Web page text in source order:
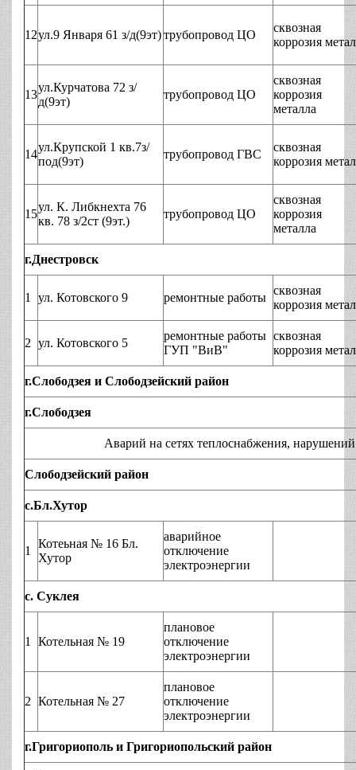
12ул.9 Января 61 з/д(9эт)трубопровод ЦО
сквозная
коррозия
13
ул.Курчатова 72 з/
д(9эт)
трубопровод ЦО
сквозная
коррозия
металла
14
ул.Крупской 1 кв.7з/
под(9эт)
трубопровод ГВС
сквозная
коррозия
15
ул. К. Либкнехта 76
кв. 78 з/2ст (9эт.)
трубопровод ЦО
сквозная
коррозия
металла
г.Днестровск
1 ул. Котовского 9 ремонтные работы
сквозная
коррозия
2 ул. Котовского 5
ремонтные работы
ГУП "ВиВ"
сквозная
коррозия
г.Слободзея и Слободзейский район
г.Слободзея
Аварий на сетях теплоснабжения, нарушений
Слободзейский район
с.Бл.Хутор
1
Котеьная № 16 Бл.
Хутор
аварийное
отключение
электроэнергии
с. Суклея
1 Котельная № 19
плановое
отключение
электроэнергии
2 Котельная № 27
плановое
отключение
электроэнергии
г.Григориополь и Григориопольский район